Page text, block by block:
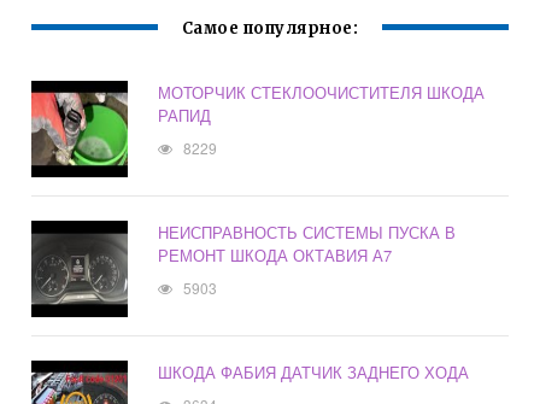
Самое популярное:
МОТОРЧИК СТЕКЛООЧИСТИТЕЛЯ ШКОДА
РАПИД
8229
НЕИСПРАВНОСТЬ СИСТЕМЫ ПУСКА В
РЕМОНТ ШКОДА ОКТАВИЯ А7
5903
ШКОДА ФАБИЯ ДАТЧИК ЗАДНЕГО ХОДА